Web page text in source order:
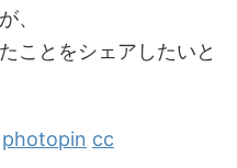
、
ことをシェアしたいと
photopin cc